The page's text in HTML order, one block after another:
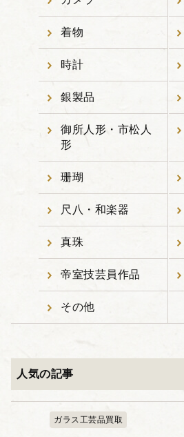
着物
時計
銀製品
御所人形・市松人
形
珊瑚
尺八・和楽器
真珠
帝室技芸員作品
その他
人気の記事
ガラス工芸品買取